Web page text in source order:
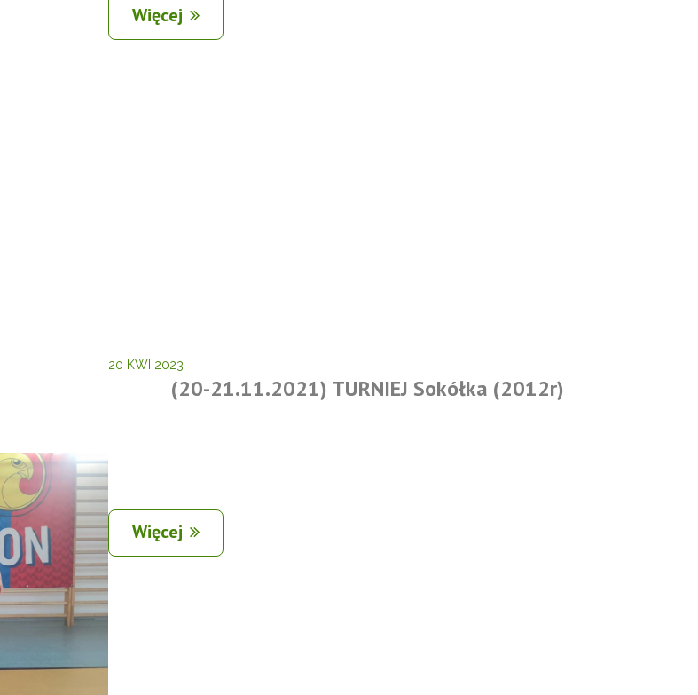
Więcej
20 KWI 2023
(20-21.11.2021) TURNIEJ Sokółka (2012r)
Więcej